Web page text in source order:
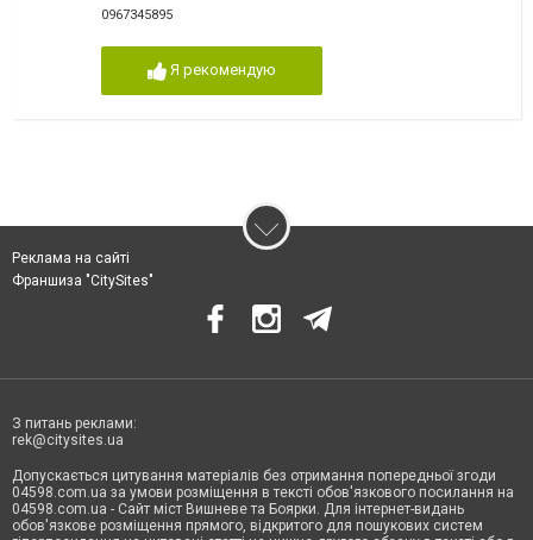
0967345895
Я рекомендую
Реклама на сайті
Франшиза "CitySites"
З питань реклами:
rek@citysites.ua
Допускається цитування матеріалів без отримання попередньої згоди
04598.com.ua за умови розміщення в тексті обов'язкового посилання на
04598.com.ua - Сайт міст Вишневе та Боярки. Для інтернет-видань
обов'язкове розміщення прямого, відкритого для пошукових систем